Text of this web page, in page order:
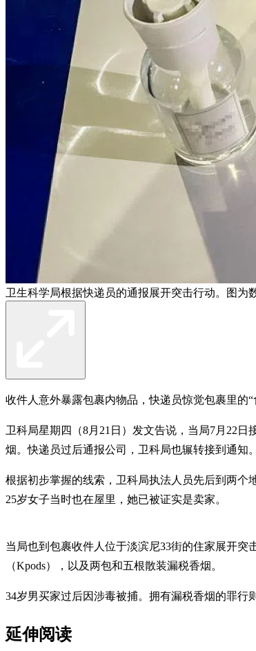
卫生科学局根据快递员的通报展开突击行动。图为
收件人意外暴露包裹内物品，快递员惊觉包裹里的
卫科局星期四（8月21日）发文告说，当局7月22
烟。快递员过后通报公司，卫科局也辗转接到通知。
根据初步掌握的线索，卫科局执法人员先后到两个
25岁女子当时也在屋里，她已被证实是卖家。
当局也到包裹收件人位于淡滨尼33街的住家展开
（Kpods），以及两包和五根散装漏税香烟。
34岁男买家过后因涉毒被捕。拥有漏税香烟的罪
延伸阅读